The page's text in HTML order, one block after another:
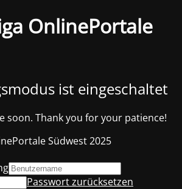
OnlinePortale
ist eingeschaltet
soon. Thank you for your patience!
Südwest 2025
Passwort zurücksetzen